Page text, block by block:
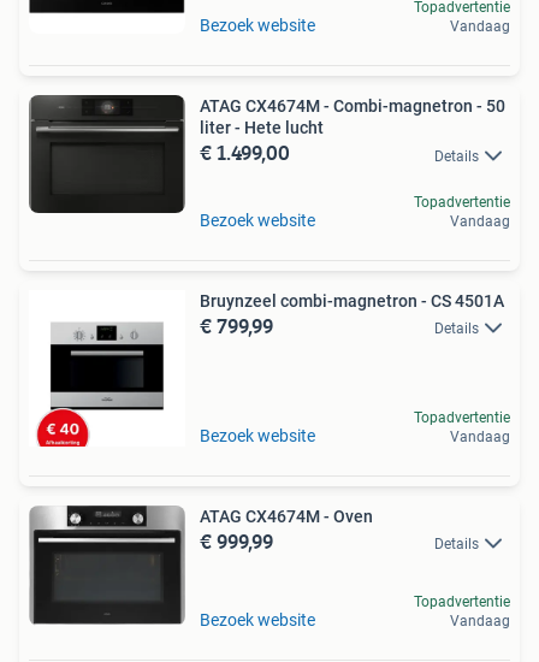
Bezoek website
Topadvertentie
Vandaag
ATAG CX4674M - Combi-magnetron - 50
liter - Hete lucht
€ 1.499,00 Details
Bezoek website
Topadvertentie
Vandaag
Bruynzeel combi-magnetron - CS 4501A
€ 799,99 Details
Bezoek website
Topadvertentie
Vandaag
ATAG CX4674M - Oven
€ 999,99 Details
Bezoek website
Topadvertentie
Vandaag